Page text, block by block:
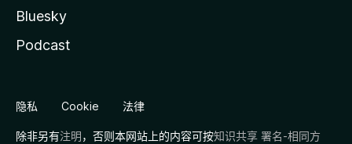
Bluesky
Podcast
隐私 Cookie 法律
除非另有注明，否则本网站上的内容可按知识共享 署名-相同方